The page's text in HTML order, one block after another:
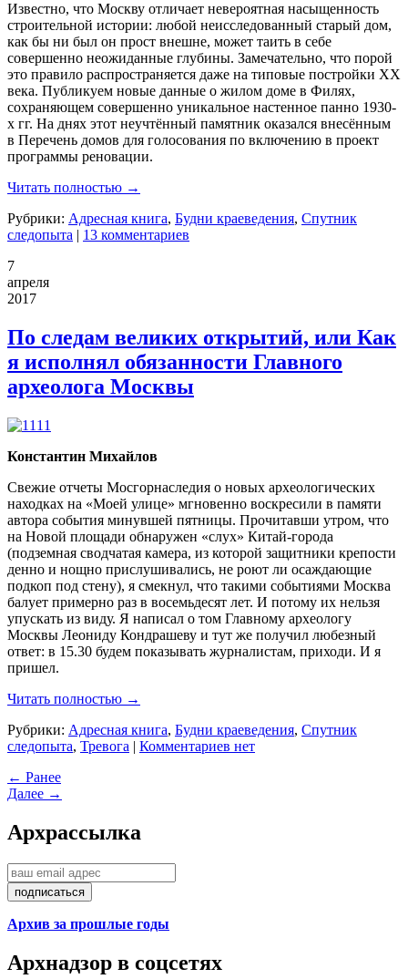
Известно, что Москву отличает невероятная насыщенность
строительной истории: любой неисследованный старый дом,
как бы ни был он прост внешне, может таить в себе
совершенно неожиданные глубины. Замечательно, что порой
это правило распространяется даже на типовые постройки ХХ
века. Публикуем новые данные о жилом доме в Филях,
сохраняющем совершенно уникальное настенное панно 1930-
х гг. На днях этот неучтённый памятник оказался внесённым
в Перечень домов для голосования по включению в проект
программы реновации.
Читать полностью →
Рубрики: Адресная книга, Будни краеведения, Спутник
следопыта | 13 комментариев
7
апреля
2017
По следам великих открытий, или Как
я исполнял обязанности Главного
археолога Москвы
Константин Михайлов
Свежие отчеты Мосгорнаследия о новых археологических
находках на «Моей улице» мгновенно воскресили в памяти
автора события минувшей пятницы. Прочитавши утром, что
на Новой площади обнаружен «слух» Китай-города
(подземная сводчатая камера, из которой защитники крепости
денно и нощно прислушивались, не роют ли осаждающие
подкоп под стену), я смекнул, что такими событиями Москва
балует примерно раз в восемьдесят лет. И потому их нельзя
упускать из виду. Я написал о том Главному археологу
Москвы Леониду Кондрашеву и тут же получил любезный
ответ: в 15.30 будем показывать журналистам, приходи. И я
пришел.
Читать полностью →
Рубрики: Адресная книга, Будни краеведения, Спутник
следопыта, Тревога | Комментариев нет
← Ранее
Далее →
Архрассылка
Архив за прошлые годы
Архнадзор в соцсетях